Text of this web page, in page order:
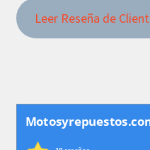
Leer Reseña de